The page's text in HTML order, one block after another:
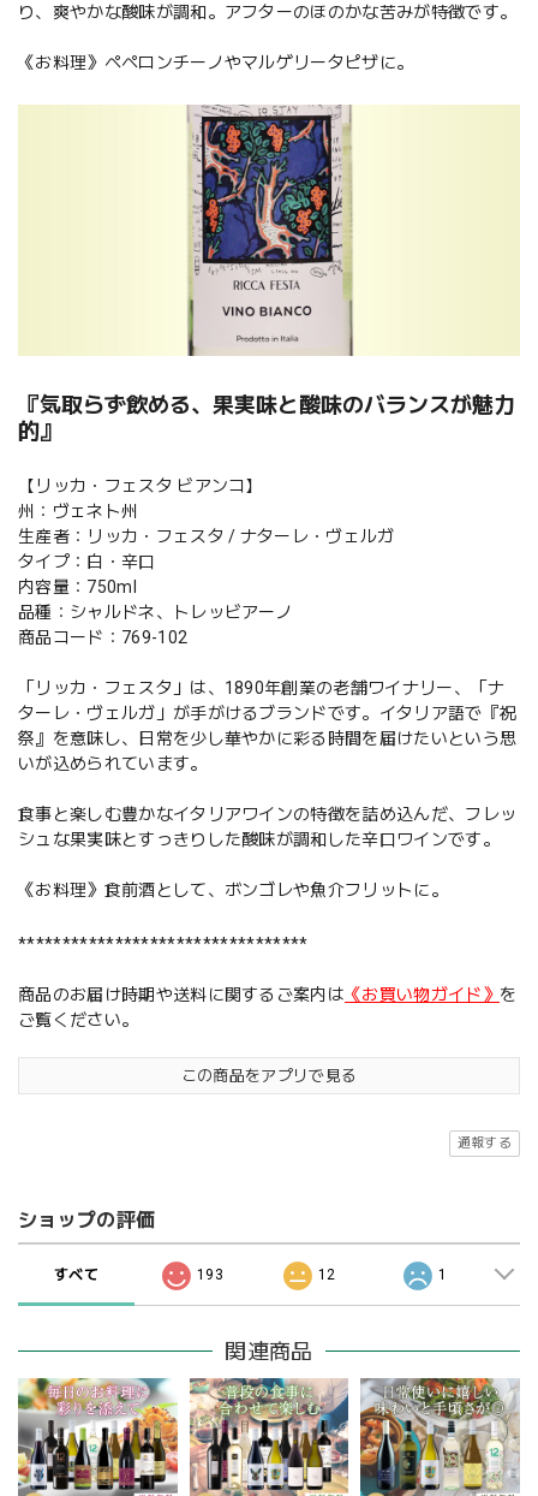
り、爽やかな酸味が調和。アフターのほのかな苦みが特徴です。
《お料理》ペペロンチーノやマルゲリータピザに。
『気取らず飲める、果実味と酸味のバランスが魅力
的』
【リッカ・フェスタ ビアンコ】
州：ヴェネト州
生産者：リッカ・フェスタ / ナターレ・ヴェルガ
タイプ：白・辛口
内容量：750ml
品種：シャルドネ、トレッビアーノ
商品コード：769-102
「リッカ・フェスタ」は、1890年創業の老舗ワイナリー、「ナ
ターレ・ヴェルガ」が手がけるブランドです。イタリア語で『祝
祭』を意味し、日常を少し華やかに彩る時間を届けたいという思
いが込められています。
食事と楽しむ豊かなイタリアワインの特徴を詰め込んだ、フレッ
シュな果実味とすっきりした酸味が調和した辛口ワインです。
《お料理》食前酒として、ボンゴレや魚介フリットに。
*********************************
商品のお届け時期や送料に関するご案内は 《お買い物ガイド》 を
ご覧ください。
この商品をアプリで見る
通報する
ショップの評価
すべて 193 12 1
関連商品